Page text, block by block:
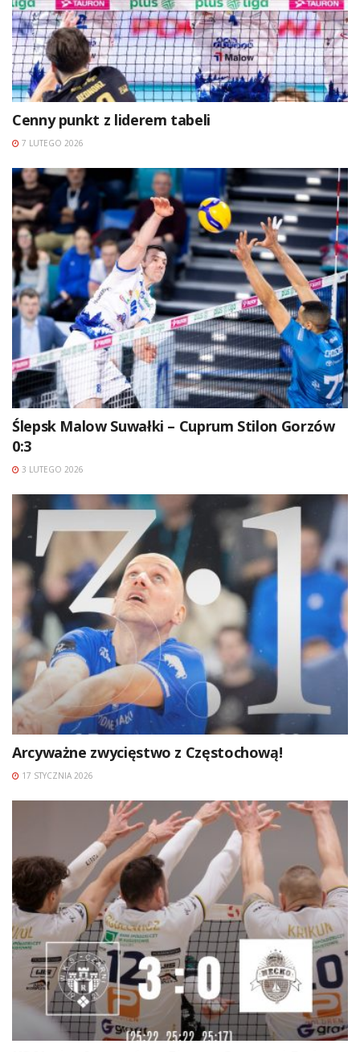
Cenny punkt z liderem tabeli
7 LUTEGO 2026
Ślepsk Malow Suwałki – Cuprum Stilon Gorzów
0:3
3 LUTEGO 2026
Arcyważne zwycięstwo z Częstochową!
17 STYCZNIA 2026